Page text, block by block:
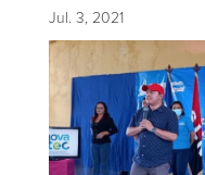
Jul. 3, 2021